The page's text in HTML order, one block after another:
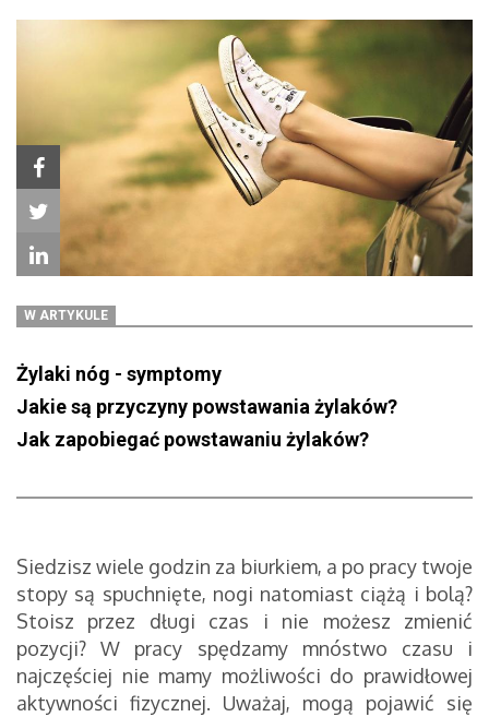
W ARTYKULE
Żylaki nóg - symptomy
Jakie są przyczyny powstawania żylaków?
Jak zapobiegać powstawaniu żylaków?
Siedzisz wiele godzin za biurkiem, a po pracy twoje
stopy są spuchnięte, nogi natomiast ciążą i bolą?
Stoisz przez długi czas i nie możesz zmienić
pozycji? W pracy spędzamy mnóstwo czasu i
najczęściej nie mamy możliwości do prawidłowej
aktywności fizycznej. Uważaj, mogą pojawić się